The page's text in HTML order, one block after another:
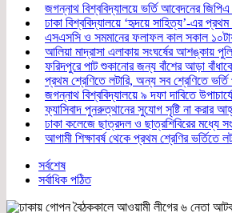
জগন্নাথ বিশ্ববিদ্যালয়ে ভর্তি আবেদনের জিপিএ
ঢাকা বিশ্ববিদ্যালয়ে ‘হৃদয়ে সাহিত্য’-এর
এসএসসি ও সমমানের ফলাফল কাল সকাল
আলিয়া মাদ্রাসা এলাকায় সংঘর্ষের আশঙ্কায়
ফরিদপুরে পাট শুকানোর জন্য বাঁশের আড়া
প্রথম শ্রেণিতে লটারি, অন্য সব শ্রেণিতে ভর্তি
জগন্নাথ বিশ্ববিদ্যালয়ে ৯ দফা দাবিতে
ফ্যাসিবাদ পুনরুত্থানের সুযোগ সৃষ্টি না করার
ঢাকা কলেজে ছাত্রদল ও ছাত্রশিবিরের মধ্যে
আগামী শিক্ষাবর্ষ থেকে প্রথম শ্রেণির ভর্তিতে
সর্বশেষ
সর্বাধিক পঠিত